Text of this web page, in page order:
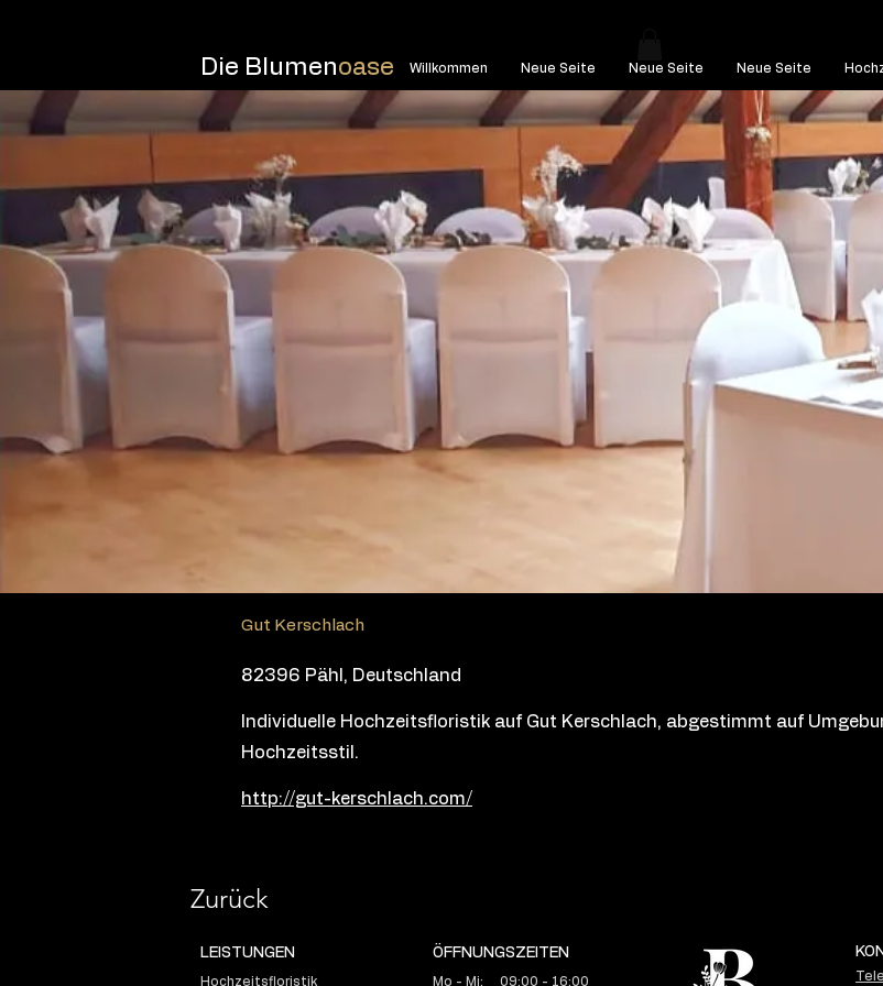
Die Blumenoase Willkommen Neue Seite Neue Seite Neue Seite
Gut Kerschlach
82396 Pähl, Deutschland
Individuelle Hochzeitsfloristik auf Gut Kerschlach, abgestimmt auf
Hochzeitsstil.
http://gut-kerschlach.com/
Zurück
LEISTUNGEN
Hochzeitsfloristik
ÖFFNUNGSZEITEN
Mo - Mi: 09:00 - 16:00